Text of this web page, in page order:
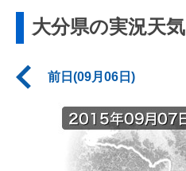
大分県の実況天気
前日(09月06日)